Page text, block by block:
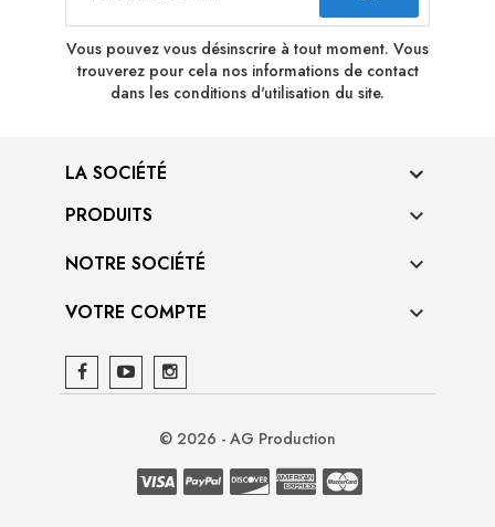
Vous pouvez vous désinscrire à tout moment. Vous
trouverez pour cela nos informations de contact
dans les conditions d'utilisation du site.
LA SOCIÉTÉ
PRODUITS

NOTRE SOCIÉTÉ 
VOTRE COMPTE 
© 2026 - AG Production